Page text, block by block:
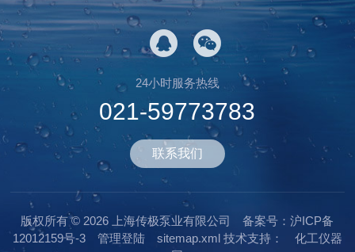
景观融合‌适配要点‌：‌流量与扬程‌：优先选择‌大流量、中高扬
程‌（5...
24小时服务热线
021-59773783
联系我们
版权所有 © 2026 上海传极泵业有限公司备案号：沪ICP备
12012159号-3
管理登陆 sitemap.xml 技术支持：
化工仪器